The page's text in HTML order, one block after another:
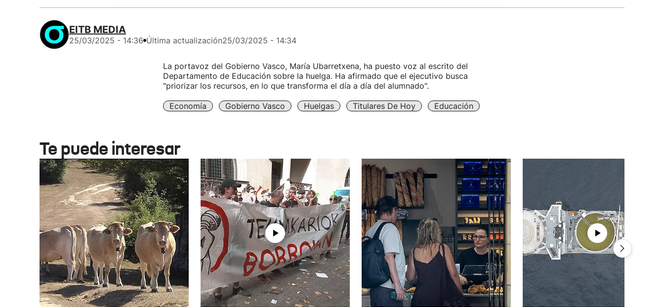
EITB MEDIA
25/03/2025 - 14:36 Última actualización25/03/2025 - 14:34
La portavoz del Gobierno Vasco, María Ubarretxena, ha puesto voz al escrito del
Departamento de Educación sobre la huelga. Ha afirmado que el ejecutivo busca
"priorizar los recursos, en lo que transforma el día a día del alumnado".
Economía Gobierno Vasco Huelgas Titulares De Hoy Educación
Te puede interesar